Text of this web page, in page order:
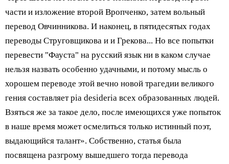
части и изложение второй Вропченко, затем вольный
перевод Овчинникова. И наконец, в пятидесятых годах
переводы Струговщикова и и Грекова... Но все попытки
перевести "Фауста" на русский язык ни в каком случае
нельзя назвать особенно удачными, и потому мысль о
хорошем переводе этой вечно новой трагедии великого
гения составляет ріа desideria всех образованных людей.
Взяться же за такое дело, после имеющихся уже попыток
в наше время может осмелиться только истинный поэт,
выдающийся талант». Собственно, статья была
посвящена разгрому вышедшего тогда перевода